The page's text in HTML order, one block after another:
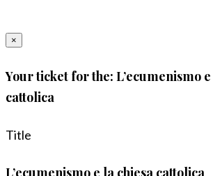
×
Your ticket for the: L’ecumenismo
cattolica
Title
L’ecumenismo e la chiesa cattolica